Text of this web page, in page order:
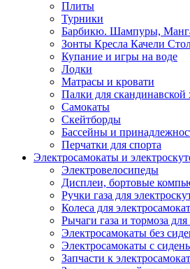
Плиты
Турники
Барбикю. Шампуры,
Зонты Кресла Качели
Купание и игры на воде
Лодки
Матрасы и кровати
Палки для скандинавской
Самокаты
Скейтборды
Бассейны и
Перчатки для спорта
Электросамокаты и
Электровелосипеды
Дисплеи, бортовые
Ручки газа для
Колеса для
Рычаги газа и тормоза для
Электросамокаты без
Электросамокаты с
Запчасти к